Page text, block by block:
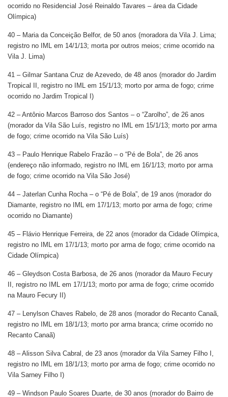
ocorrido no Residencial José Reinaldo Tavares – área da Cidade
Olímpica)
40 – Maria da Conceição Belfor, de 50 anos (moradora da Vila J. Lima;
registro no IML em 14/1/13; morta por outros meios; crime ocorrido na
Vila J. Lima)
41 – Gilmar Santana Cruz de Azevedo, de 48 anos (morador do Jardim
Tropical II, registro no IML em 15/1/13; morto por arma de fogo; crime
ocorrido no Jardim Tropical I)
42 – Antônio Marcos Barroso dos Santos – o “Zarolho”, de 26 anos
(morador da Vila São Luís, registro no IML em 15/1/13; morto por arma
de fogo; crime ocorrido na Vila São Luís)
43 – Paulo Henrique Rabelo Frazão – o “Pé de Bola”, de 26 anos
(endereço não informado, registro no IML em 16/1/13; morto por arma
de fogo; crime ocorrido na Vila São José)
44 – Jaterlan Cunha Rocha – o “Pé de Bola”, de 19 anos (morador do
Diamante, registro no IML em 17/1/13; morto por arma de fogo; crime
ocorrido no Diamante)
45 – Flávio Henrique Ferreira, de 22 anos (morador da Cidade Olímpica,
registro no IML em 17/1/13; morto por arma de fogo; crime ocorrido na
Cidade Olímpica)
46 – Gleydson Costa Barbosa, de 26 anos (morador da Mauro Fecury
II, registro no IML em 17/1/13; morto por arma de fogo; crime ocorrido
na Mauro Fecury II)
47 – Lenylson Chaves Rabelo, de 28 anos (morador do Recanto Canaã,
registro no IML em 18/1/13; morto por arma branca; crime ocorrido no
Recanto Canaã)
48 – Alisson Silva Cabral, de 23 anos (morador da Vila Sarney Filho I,
registro no IML em 18/1/13; morto por arma de fogo; crime ocorrido no
Vila Sarney Filho I)
49 – Windson Paulo Soares Duarte, de 30 anos (morador do Bairro de